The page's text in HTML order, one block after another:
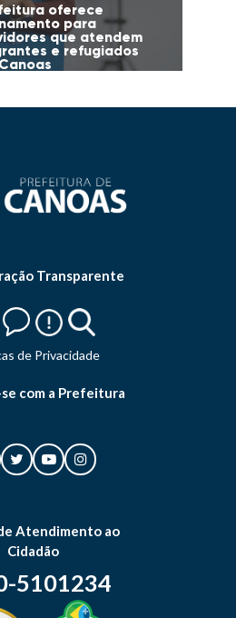
oferece
para
que atendem
e refugiados
Transparente
de Privacidade
com a Prefeitura
Atendimento ao
Cidadão
5101234